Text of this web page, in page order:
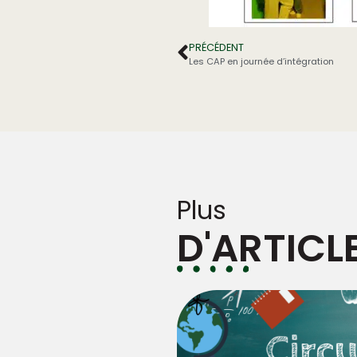
PRÉCÉDENT
Les CAP en journée d’intégration
Plus